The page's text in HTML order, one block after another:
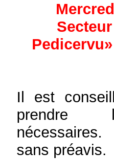
S
Il est
prendre
sans préavis.